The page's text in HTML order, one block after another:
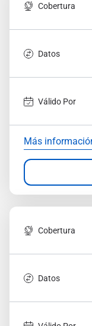
Cobertura
Datos
Válido Por
Más
Cobertura
Datos